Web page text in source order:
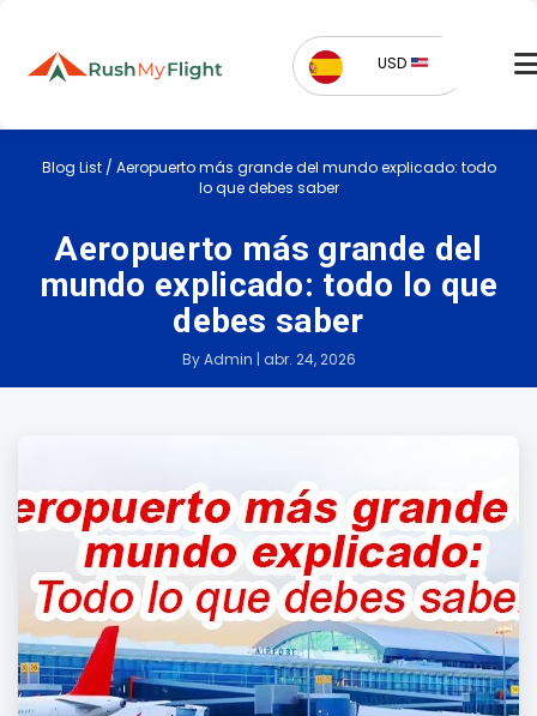
USD
Blog List/ Aeropuerto más grande del mundo explicado: todo
lo que debes saber
Aeropuerto más grande del
mundo explicado: todo lo que
debes saber
By Admin | abr. 24, 2026